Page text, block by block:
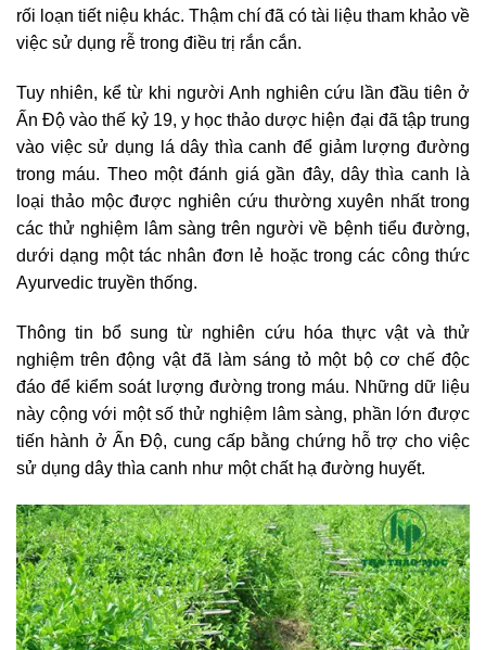
rối loạn tiết niệu khác. Thậm chí đã có tài liệu tham khảo về
việc sử dụng rễ trong điều trị rắn cắn.
Tuy nhiên, kể từ khi người Anh nghiên cứu lần đầu tiên ở
Ấn Độ vào thế kỷ 19, y học thảo dược hiện đại đã tập trung
vào việc sử dụng lá dây thìa canh để giảm lượng đường
trong máu. Theo một đánh giá gần đây, dây thìa canh là
loại thảo mộc được nghiên cứu thường xuyên nhất trong
các thử nghiệm lâm sàng trên người về bệnh tiểu đường,
dưới dạng một tác nhân đơn lẻ hoặc trong các công thức
Ayurvedic truyền thống.
Thông tin bổ sung từ nghiên cứu hóa thực vật và thử
nghiệm trên động vật đã làm sáng tỏ một bộ cơ chế độc
đáo để kiểm soát lượng đường trong máu. Những dữ liệu
này cộng với một số thử nghiệm lâm sàng, phần lớn được
tiến hành ở Ấn Độ, cung cấp bằng chứng hỗ trợ cho việc
sử dụng dây thìa canh như một chất hạ đường huyết.